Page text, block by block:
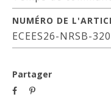
NUMÉRO DE
ECEES26-NRSB-
Partager